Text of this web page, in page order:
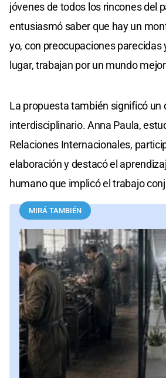
jóvenes de todos los rincones del
entusiasmó saber que hay un
yo, con preocupaciones parecidas
lugar, trabajan por un mundo
La propuesta también significó un
interdisciplinario. Anna Paula,
Relaciones Internacionales,
elaboración y destacó el
humano que implicó el trabajo
MIRÁ TAMBIÉN